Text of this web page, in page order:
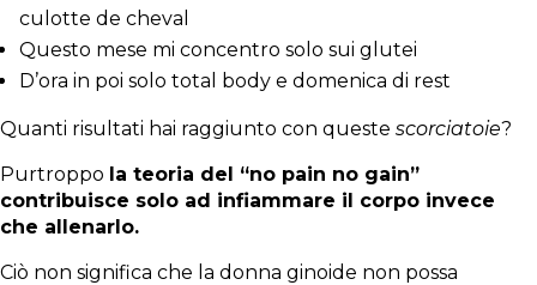
culotte de cheval
Questo mese mi concentro solo sui glutei
D’ora in poi solo total body e domenica di rest
Quanti risultati hai raggiunto con queste scorciatoie?
Purtroppo la teoria del “no pain no gain”
contribuisce solo ad infiammare il corpo invece
che allenarlo.
Ciò non significa che la donna ginoide non possa